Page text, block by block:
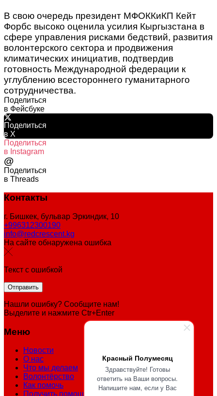
Красный Полумесяц
Здравствуйте! Готовы
ответить на Ваши вопросы.
Напишите нам, если у Вас
В свою очередь президент МФОККиКП Кейт
Форбс высоко оценила усилия Кыргызстана в
сфере управления рисками бедствий, развития
волонтерского сектора и продвижения
климатических инициатив, подтвердив
готовность Международной федерации к
углублению всестороннего гуманитарного
сотрудничества.
Поделиться
в Фейсбуке
Поделиться
в X
Поделиться
в Instagram
@
Поделиться
в Threads
Контакты
г. Бишкек, бульвар Эркиндик, 10
+996312300190
info@redcrescent.kg
На сайте обнаружена ошибка
Текст с ошибкой
Нашли ошибку? Сообщите нам!
Выделите и нажмите Ctr+Enter
Меню
Новости
О нас
Что мы делаем
Волонтёрство
Как помочь
Получить помощь